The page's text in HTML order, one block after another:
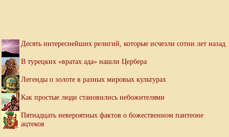
Десять интереснейших религий, которые исчезли сотни лет назад
В турецких «вратах ада» нашли Цербера
Легенды о золоте в разных мировых культурах
Как простые люди становились небожителями
Пятнадцать невероятных фактов о божественном пантеоне
ацтеков